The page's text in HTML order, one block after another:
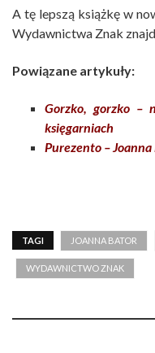
A tę lepszą książkę w
Wydawnictwa Znak
Powiązane artykuły:
Gorzko, gorzko –
księgarniach
Purezento –
TAGI JOANNA BATOR
WYDAWNICTWO ZNAK